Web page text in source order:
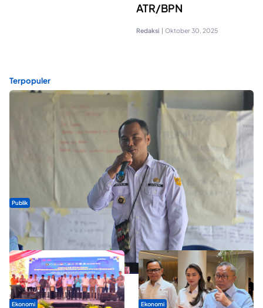
ATR/BPN
Redaksi | Oktober 30, 2025
Terpopuler
Publik
ABDESI Morotai Apresiasi Penyaluran ADD Rp3,13 Miliar untuk
88 Desa
Ekonomi Ekonomi